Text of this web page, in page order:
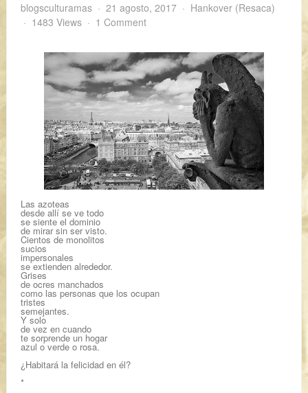
blogsculturamas 21 agosto, 2017
Hankover (Resaca)
1483 Views
1 Comment
Las azoteas
desde allí se ve todo
se siente el dominio
de mirar sin ser visto.
Cientos de monolitos
sucios
impersonales
se extienden alrededor.
Grises
de ocres manchados
como las personas que los ocupan
tristes
semejantes.
Y solo
de vez en cuando
te sorprende un hogar
azul o verde o rosa.
¿Habitará la felicidad en él?
*